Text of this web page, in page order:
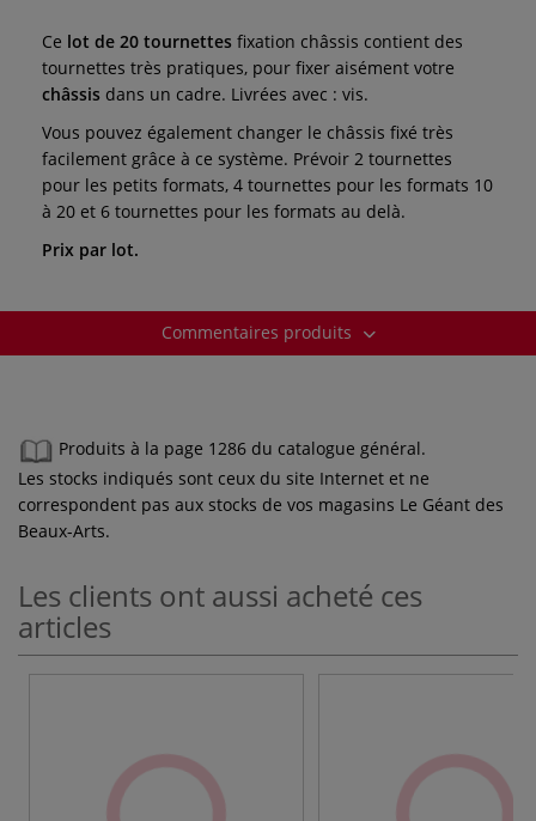
Ce lot de 20 tournettes fixation châssis contient des
tournettes très pratiques, pour fixer aisément votre
châssis dans un cadre. Livrées avec : vis.
Vous pouvez également changer le châssis fixé très
facilement grâce à ce système. Prévoir 2 tournettes
pour les petits formats, 4 tournettes pour les formats 10
à 20 et 6 tournettes pour les formats au delà.
Prix par lot.
Commentaires produits
Produits à la page 1286 du catalogue général.
Les stocks indiqués sont ceux du site Internet et ne
correspondent pas aux stocks de vos magasins Le Géant des
Beaux-Arts.
Les clients ont aussi acheté ces
articles